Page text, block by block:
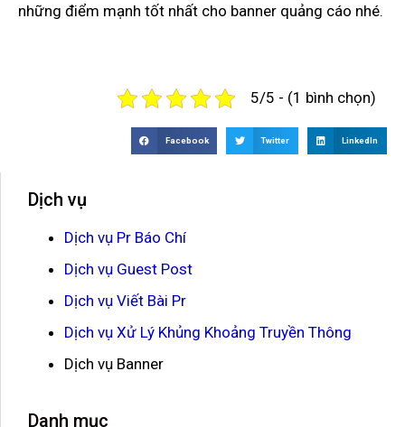
những điểm mạnh tốt nhất cho banner quảng cáo nhé.
5/5 - (1 bình chọn)
Facebook Twitter LinkedIn
Dịch vụ
Dịch vụ Pr Báo Chí
Dịch vụ Guest Post
Dịch vụ Viết Bài Pr
Dịch vụ Xử Lý Khủng Khoảng Truyền Thông
Dịch vụ Banner
Danh mục